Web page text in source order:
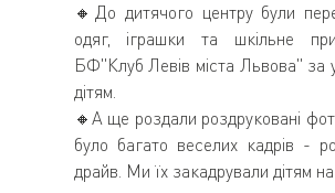
🔸До дитячого центру були
одяг, іграшки та шкільне
БФ"Клуб Левів міста Львова" за
дітям.
🔸А ще роздали роздруковані
було багато веселих кадрів -
драйв. Ми їх закадрували дітям